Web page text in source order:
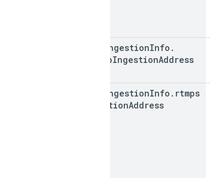
ingestionInfo .
backupIngestionAddress
ingestionInfo . rtmps
IngestionAddress